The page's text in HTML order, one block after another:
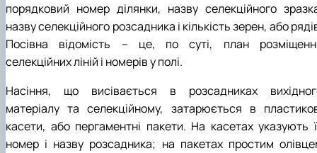
порядковий номер ділянки, назву селекційного
назву селекційного розсадника і кількість зерен, або
Посівна відомість – це, по суті, план
селекційних ліній і номерів у полі.
Насіння, що висівається в розсадниках
матеріалу та селекційному, затарюється в
касети, або пергаментні пакети. На касетах указують
номер і назву розсадника; на пакетах простим